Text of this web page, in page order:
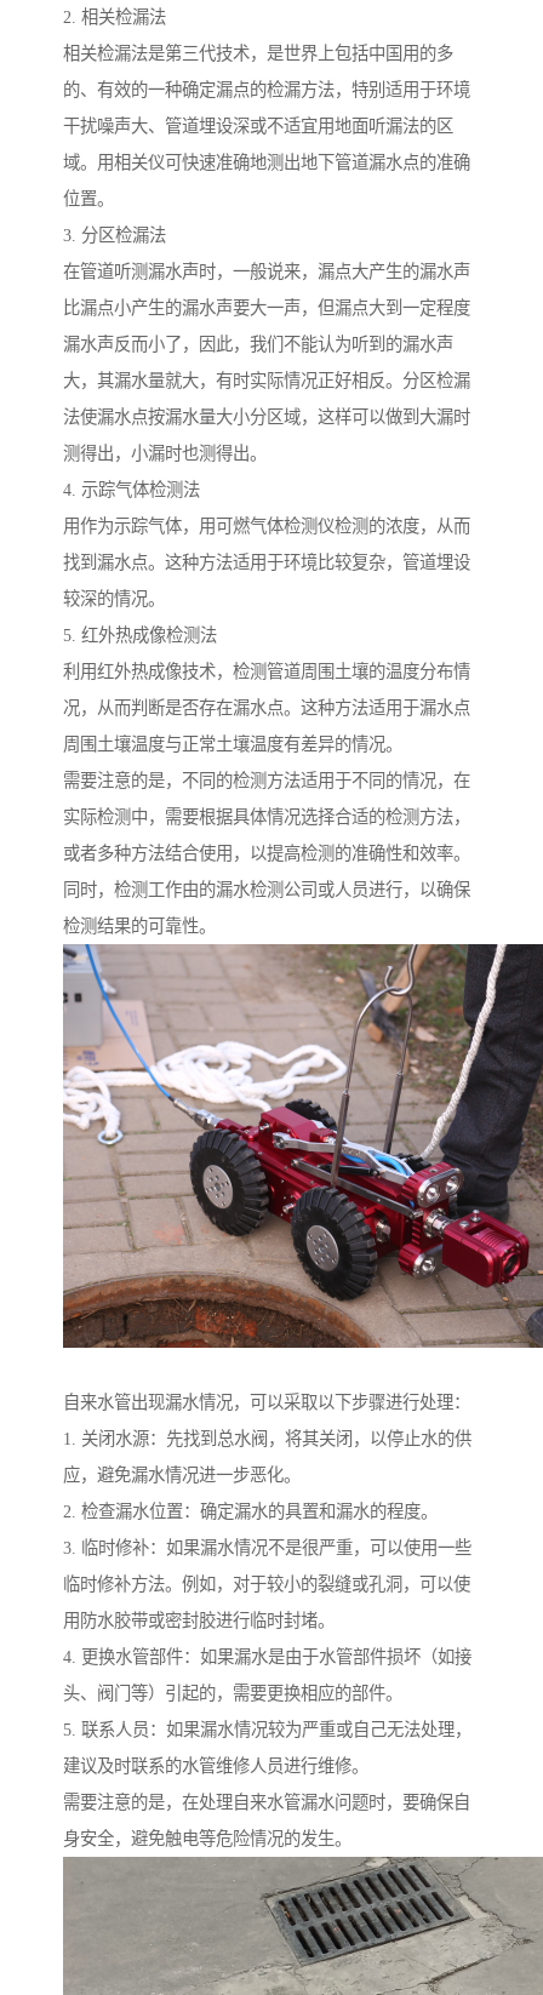
2. 相关检漏法
相关检漏法是第三代技术，是世界上包括中国用的多
的、有效的一种确定漏点的检漏方法，特别适用于环境
干扰噪声大、管道埋设深或不适宜用地面听漏法的区
域。用相关仪可快速准确地测出地下管道漏水点的准确
位置。
3. 分区检漏法
在管道听测漏水声时，一般说来，漏点大产生的漏水声
比漏点小产生的漏水声要大一声，但漏点大到一定程度
漏水声反而小了，因此，我们不能认为听到的漏水声
大，其漏水量就大，有时实际情况正好相反。分区检漏
法使漏水点按漏水量大小分区域，这样可以做到大漏时
测得出，小漏时也测得出。
4. 示踪气体检测法
用作为示踪气体，用可燃气体检测仪检测的浓度，从而
找到漏水点。这种方法适用于环境比较复杂，管道埋设
较深的情况。
5. 红外热成像检测法
利用红外热成像技术，检测管道周围土壤的温度分布情
况，从而判断是否存在漏水点。这种方法适用于漏水点
周围土壤温度与正常土壤温度有差异的情况。
需要注意的是，不同的检测方法适用于不同的情况，在
实际检测中，需要根据具体情况选择合适的检测方法，
或者多种方法结合使用，以提高检测的准确性和效率。
同时，检测工作由的漏水检测公司或人员进行，以确保
检测结果的可靠性。
自来水管出现漏水情况，可以采取以下步骤进行处理：
1. 关闭水源：先找到总水阀，将其关闭，以停止水的供
应，避免漏水情况进一步恶化。
2. 检查漏水位置：确定漏水的具置和漏水的程度。
3. 临时修补：如果漏水情况不是很严重，可以使用一些
临时修补方法。例如，对于较小的裂缝或孔洞，可以使
用防水胶带或密封胶进行临时封堵。
4. 更换水管部件：如果漏水是由于水管部件损坏（如接
头、阀门等）引起的，需要更换相应的部件。
5. 联系人员：如果漏水情况较为严重或自己无法处理，
建议及时联系的水管维修人员进行维修。
需要注意的是，在处理自来水管漏水问题时，要确保自
身安全，避免触电等危险情况的发生。